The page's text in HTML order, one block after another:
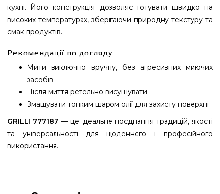
кухні. Його конструкція дозволяє готувати швидко на
високих температурах, зберігаючи природну текстуру та
смак продуктів.
Рекомендації по догляду
Мити виключно вручну, без агресивних миючих
засобів
Після миття ретельно висушувати
Змащувати тонким шаром олії для захисту поверхні
GRILLI 777187 — це ідеальне поєднання традицій, якості
та універсальності для щоденного і професійного
використання.
Україна за доступною ціною всего 5 790 грн. в